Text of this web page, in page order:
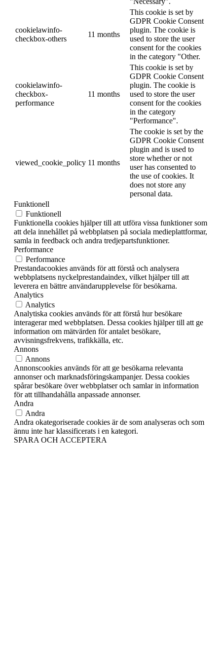
cookielawinfo-
checkbox-others
11 months
This cookie is set by
GDPR Cookie Consent
plugin. The cookie is
used to store the user
consent for the cookies
in the category "Other.
cookielawinfo-
checkbox-
performance
11 months
This cookie is set by
GDPR Cookie Consent
plugin. The cookie is
used to store the user
consent for the cookies
in the category
"Performance".
viewed_cookie_policy 11 months
The cookie is set by the
GDPR Cookie Consent
plugin and is used to
store whether or not
user has consented to
the use of cookies. It
does not store any
personal data.
Funktionell
Funktionell
Funktionella cookies hjälper till att utföra vissa funktioner som
att dela innehållet på webbplatsen på sociala medieplattformar,
samla in feedback och andra tredjepartsfunktioner.
Performance
Performance
Prestandacookies används för att förstå och analysera
webbplatsens nyckelprestandaindex, vilket hjälper till att
leverera en bättre användarupplevelse för besökarna.
Analytics
Analytics
Analytiska cookies används för att förstå hur besökare
interagerar med webbplatsen. Dessa cookies hjälper till att ge
information om mätvärden för antalet besökare,
avvisningsfrekvens, trafikkälla, etc.
Annons
Annons
Annonscookies används för att ge besökarna relevanta
annonser och marknadsföringskampanjer. Dessa cookies
spårar besökare över webbplatser och samlar in information
för att tillhandahålla anpassade annonser.
Andra
Andra
Andra okategoriserade cookies är de som analyseras och som
ännu inte har klassificerats i en kategori.
SPARA OCH ACCEPTERA